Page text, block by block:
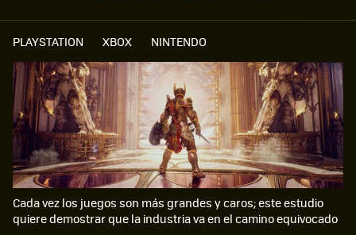
PLAYSTATION XBOX NINTENDO
Cada vez los juegos son más grandes y caros; este estudio
quiere demostrar que la industria va en el camino equivocado